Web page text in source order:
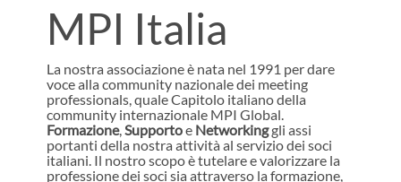
MPI Italia
La nostra associazione è nata nel 1991 per dare
voce alla community nazionale dei meeting
professionals, quale Capitolo italiano della
community internazionale MPI Global.
Formazione, Supportoe Networkinggli assi
portanti della nostra attività al servizio dei soci
italiani. Il nostro scopo è tutelare e valorizzare la
professione dei soci sia attraverso la formazione,